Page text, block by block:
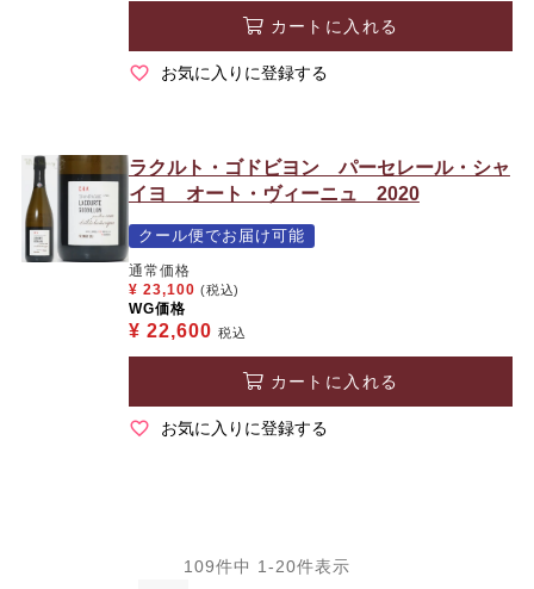
カートに入れる
お気に入りに登録する
ラクルト・ゴドビヨン パーセレール・シャ
イヨ オート・ヴィーニュ 2020
クール便でお届け可能
通常価格
¥ 23,100 (税込)
WG価格
¥ 22,600 税込
カートに入れる
お気に入りに登録する
109件中 1 -20件表示